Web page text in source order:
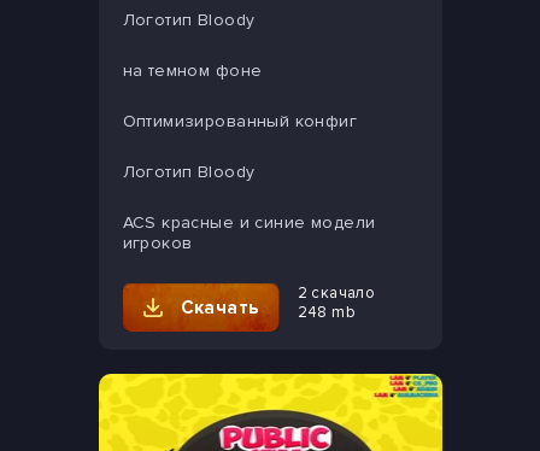
Логотип Bloody
на темном фоне
Оптимизированный конфиг
Логотип Bloody
ACS красные и синие модели
игроков
Скачать
2 скачало
248 mb